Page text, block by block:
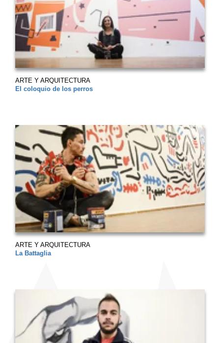
ARTE Y ARQUITECTURA
El coloquio de los perros
ARTE Y ARQUITECTURA
La Battaglia